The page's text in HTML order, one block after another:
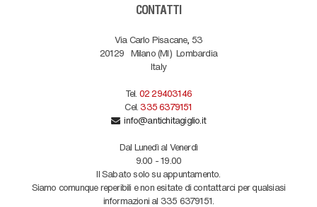
CONTATTI
Via Carlo Pisacane, 53
20129 Milano (MI) Lombardia
Italy
Tel. 02 29403146
Cel. 335 6379151
info@antichitagiglio.it
Dal Lunedì al Venerdì
9.00 - 19.00
Il Sabato solo su appuntamento.
Siamo comunque reperibili e non esitate di contattarci per qualsiasi
informazioni al 335 6379151.